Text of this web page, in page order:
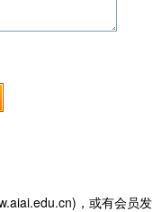
，或有会员发